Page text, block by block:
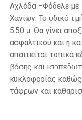
Αχλάδα –Φόδελε με
Χανίων. To oδικό
5.50 μ. Θα γίνει
ασφαλτικού και η
απαιτείται τοπικά
βάσης και
κυκλοφορίας
τάφρων και